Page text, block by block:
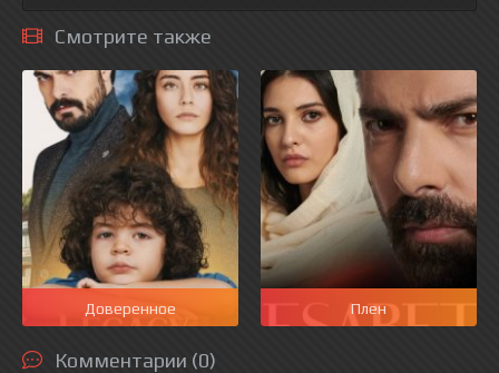
Смотрите также
Доверенное Плен
Комментарии (0)